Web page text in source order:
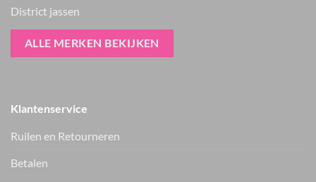
District jassen
ALLE MERKEN BEKIJKEN
Klantenservice
Ruilen en Retourneren
Betalen